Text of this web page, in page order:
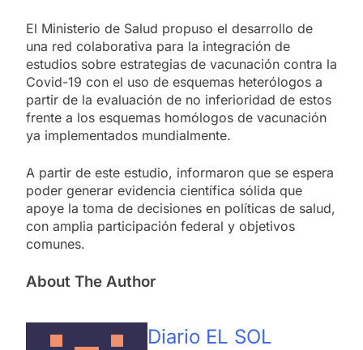
El Ministerio de Salud propuso el desarrollo de
una red colaborativa para la integración de
estudios sobre estrategias de vacunación contra la
Covid-19 con el uso de esquemas heterólogos a
partir de la evaluación de no inferioridad de estos
frente a los esquemas homólogos de vacunación
ya implementados mundialmente.
A partir de este estudio, informaron que se espera
poder generar evidencia científica sólida que
apoye la toma de decisiones en políticas de salud,
con amplia participación federal y objetivos
comunes.
About The Author
Diario EL SOL